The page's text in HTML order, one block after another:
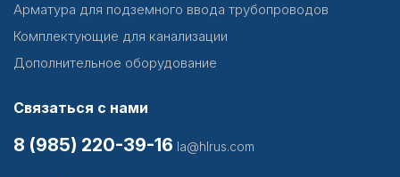
Арматура для подземного ввода трубопроводов
Комплектующие для канализации
Дополнительное оборудование
Связаться с нами
8 (985) 220-39-16 la@hlrus.com